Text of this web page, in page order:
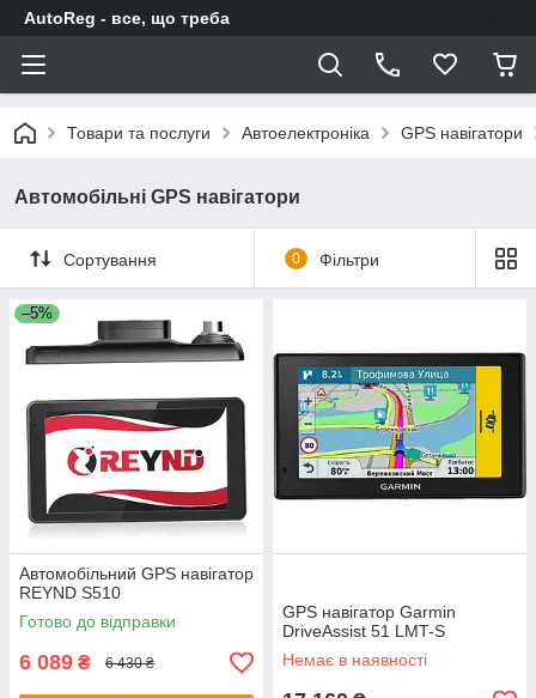
AutoReg - все, що треба
Товари та послуги Автоелектроніка GPS навігатори
Автомобільні GPS навігатори
Сортування 0 Фільтри
–5%
Автомобільний GPS навігатор
REYND S510
Готово до відправки
6 089 ₴ 6 430 ₴
GPS навігатор Garmin
DriveAssist 51 LMT-S
Немає в наявності